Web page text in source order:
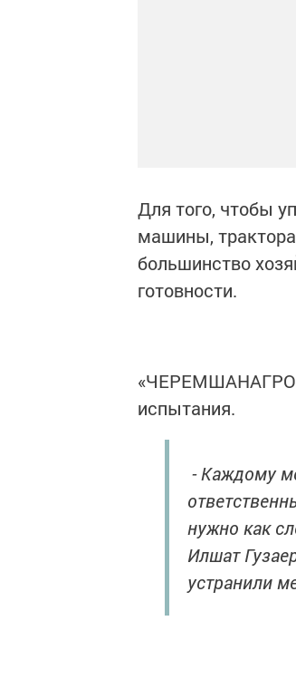
Для того, чтобы
машины,
большинство
готовности.
«ЧЕРЕМШАНАГРО»
испытания.
- Каждому
нужно как
Илшат
устранили